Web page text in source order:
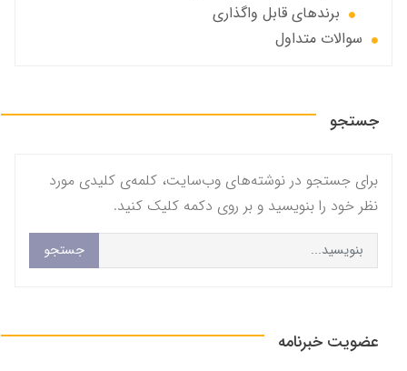
برندهای قابل واگذاری
سوالات متداول
جستجو
برای جستجو در نوشته‌های وب‌سایت، کلمه‌ی کلیدی مورد
نظر خود را بنویسید و بر روی دکمه کلیک کنید.
جستجو
عضویت خبرنامه